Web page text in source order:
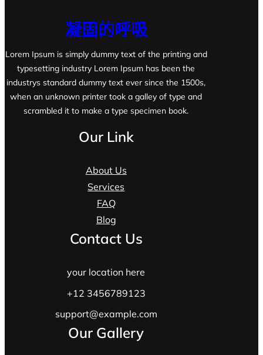
凝固的呼吸
Lorem Ipsum is simply dummy text of the printing and
typesetting industry Lorem Ipsum has been the
industrys standard dummy text ever since the 1500s,
when an unknown printer took a galley of type and
scrambled it to make a type specimen book.
Our Link
About Us
Services
FAQ
Blog
Contact Us
your location here
+12 3456789123
support@example.com
Our Gallery